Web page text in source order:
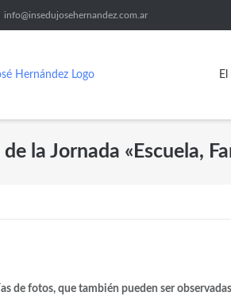
info@insedujosehernandez.com.ar
la Jornada «Escuela,
de fotos, que también pueden ser observadas